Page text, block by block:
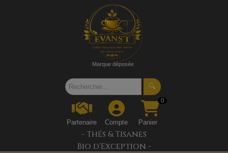
Marque déposée
🔍
Partenaire Compte
0
Panier
- Thés & Tisanes
Bio d'Exception -